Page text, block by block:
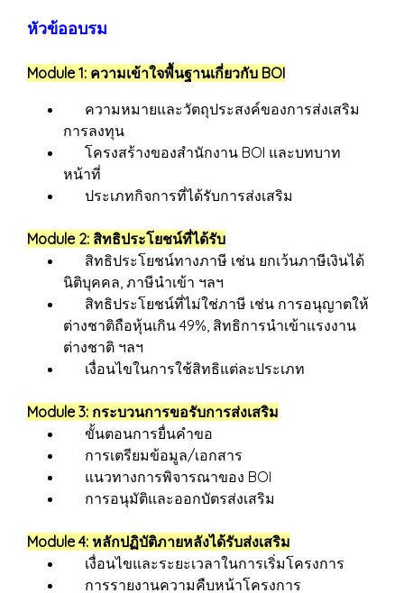
หัวข้ออบรม
Module 1: ความเข้าใจพื้นฐานเกี่ยวกับ BOI
ความหมายและวัตถุประสงค์ของการส่งเสริม
การลงทุน
โครงสร้างของสำนักงาน BOI และบทบาท
หน้าที่
ประเภทกิจการที่ได้รับการส่งเสริม
Module 2: สิทธิประโยชน์ที่ได้รับ
สิทธิประโยชน์ทางภาษี เช่น ยกเว้นภาษีเงินได้
นิติบุคคล, ภาษีนำเข้า ฯลฯ
สิทธิประโยชน์ที่ไม่ใช่ภาษี เช่น การอนุญาตให้
ต่างชาติถือหุ้นเกิน 49%, สิทธิการนำเข้าแรงงาน
ต่างชาติ ฯลฯ
เงื่อนไขในการใช้สิทธิแต่ละประเภท
Module 3: กระบวนการขอรับการส่งเสริม
ขั้นตอนการยื่นคำขอ
การเตรียมข้อมูล/เอกสาร
แนวทางการพิจารณาของ BOI
การอนุมัติและออกบัตรส่งเสริม
Module 4: หลักปฏิบัติภายหลังได้รับส่งเสริม
เงื่อนไขและระยะเวลาในการเริ่มโครงการ
การรายงานความคืบหน้าโครงการ